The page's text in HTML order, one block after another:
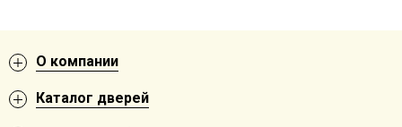
О компании
Каталог дверей